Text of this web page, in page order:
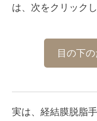
は、次をクリック
目の下
実は、経結膜脱脂